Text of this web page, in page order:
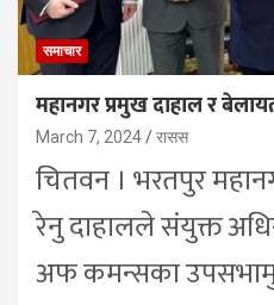
समाचार
महानगर प्रमुख दाहाल र
March 7, 2024 रासस
चितवन । भरतपुर
रेनु दाहालले संयुक्त
अफ कमन्सका